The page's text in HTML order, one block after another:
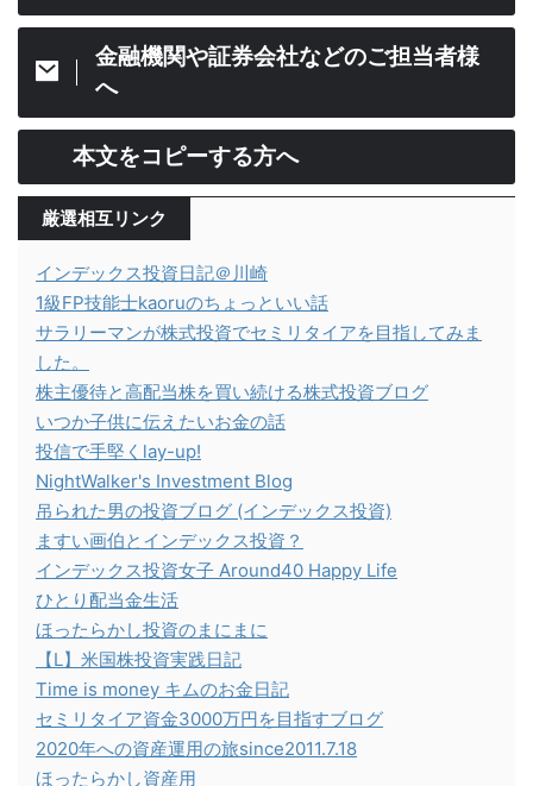
金融機関や証券会社などのご担当者様
へ
本文をコピーする方へ
厳選相互リンク
インデックス投資日記＠川崎
1級FP技能士kaoruのちょっといい話
サラリーマンが株式投資でセミリタイアを目指してみま
した。
株主優待と高配当株を買い続ける株式投資ブログ
いつか子供に伝えたいお金の話
投信で手堅くlay-up!
NightWalker's Investment Blog
吊られた男の投資ブログ (インデックス投資)
ますい画伯とインデックス投資？
インデックス投資女子 Around40 Happy Life
ひとり配当金生活
ほったらかし投資のまにまに
【L】米国株投資実践日記
Time is money キムのお金日記
セミリタイア資金3000万円を目指すブログ
2020年への資産運用の旅since2011.7.18
ほったらかし資産用